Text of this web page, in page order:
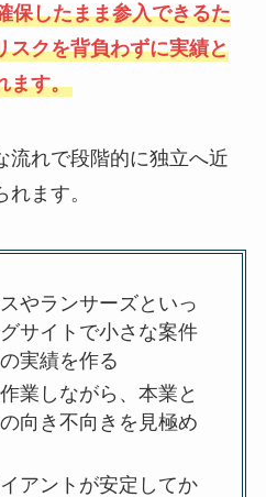
保したまま参入できるた
スクを背負わずに実績と
ます。
流れで段階的に独立へ近
ます。
やランサーズといっ
サイトで小さな案件
実績を作る
業しながら、本業と
向き不向きを見極め
アントが安定してか